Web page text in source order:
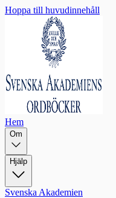
Hoppa till huvudinnehåll
Hem
Om
Hjälp
Svenska Akademien